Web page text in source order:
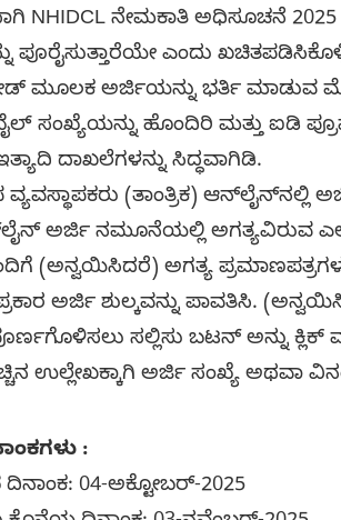
NHIDCL ನೇಮಕಾತಿ ಅಧಿಸೂಚನೆ
ಪೂರೈಸುತ್ತಾರೆಯೇ ಎಂದು
ಮೂಲಕ ಅರ್ಜಿಯನ್ನು ಭರ್ತಿ ಮಾಡುವ
ಸಂಖ್ಯೆಯನ್ನು ಹೊಂದಿರಿ ಮತ್ತು ಐಡಿ
ದಾಖಲೆಗಳನ್ನು ಸಿದ್ಧವಾಗಿಡಿ.
(ತಾಂತ್ರಿಕ) ಆನ್‌ಲೈನ್‌ನಲ್ಲಿ
ಅರ್ಜಿ ನಮೂನೆಯಲ್ಲಿ ಅಗತ್ಯವಿರುವ
(ಅನ್ವಯಿಸಿದರೆ) ಅಗತ್ಯ
ಅರ್ಜಿ ಶುಲ್ಕವನ್ನು ಪಾವತಿಸಿ.
ಸಲ್ಲಿಸು ಬಟನ್ ಅನ್ನು ಕ್ಲಿಕ್
ಉಲ್ಲೇಖಕ್ಕಾಗಿ ಅರ್ಜಿ ಸಂಖ್ಯೆ ಅಥವಾ
:
ದಿನಾಂಕ: 04-ಅಕ್ಟೋಬರ್-2025